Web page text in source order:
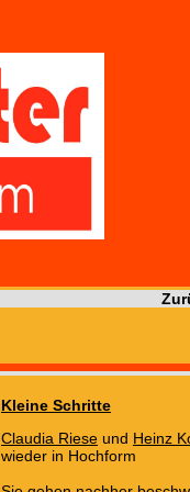
Kleine Schritte
Claudia Riese und Heinz
wieder in Hochform